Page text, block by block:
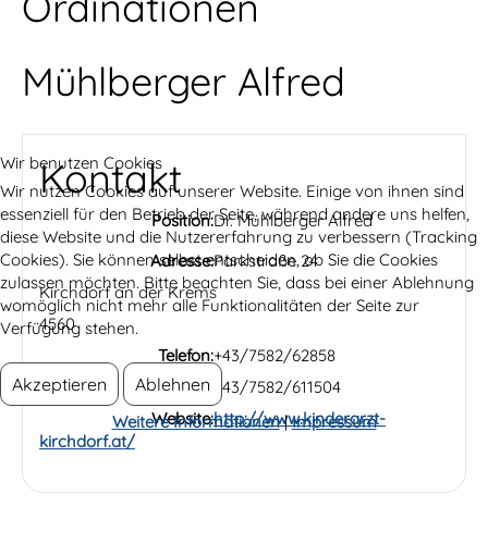
Mühlberger Alfred
Kontakt
Position:Dr. Mühlberger Alfred
Adresse:Parkstraße 24
Kirchdorf an der Krems
4560
Telefon:+43/7582/62858
Fax:
+43/7582/611504
Website:http://www.kinderarzt-
kirchdorf.at/
Wir benutzen Cookies
Wir nutzen Cookies auf unserer Website. Einige von ihnen sind
essenziell für den Betrieb der Seite, während andere uns helfen,
diese Website und die Nutzererfahrung zu verbessern (Tracking
Cookies). Sie können selbst entscheiden, ob Sie die Cookies
zulassen möchten. Bitte beachten Sie, dass bei einer Ablehnung
womöglich nicht mehr alle Funktionalitäten der Seite zur
Verfügung stehen.
Akzeptieren Ablehnen
Weitere Informationen|Impressum